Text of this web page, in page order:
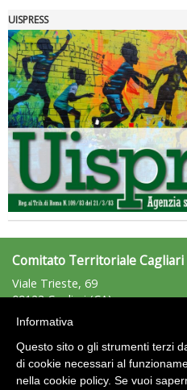
Tiziano Pesce nel Cda di
UISPRESS
Comitato Territoriale Cagliari
Viale Trieste, 69
09123 Cagliari (CA)
Tel: +39.328.6415477 - Fax: n.d.
C.F.: 92012220924
Informativa
Questo sito o gli strumenti terzi
di cookie necessari al
nella cookie policy. Se vuoi